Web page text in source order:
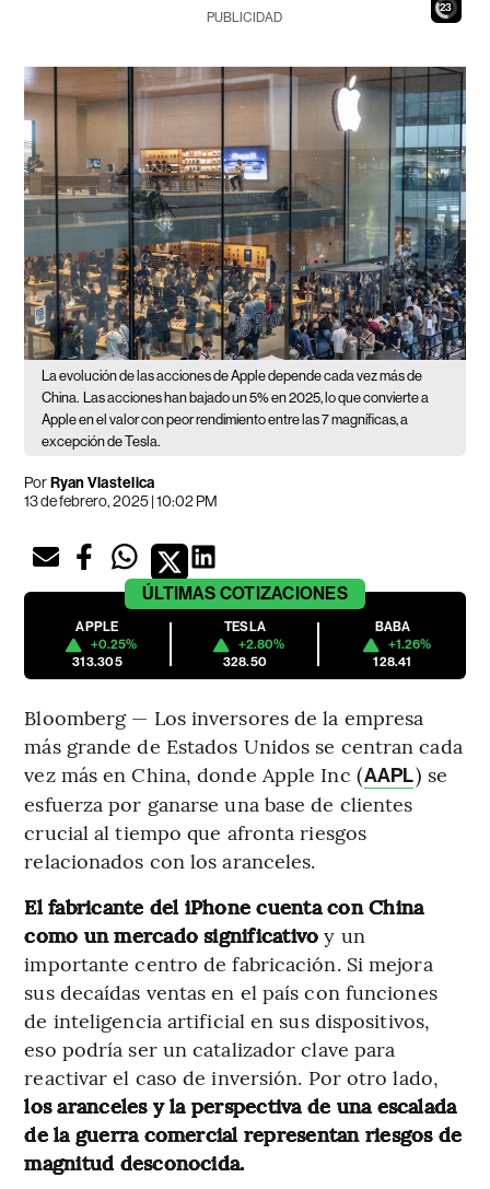
21
PUBLICIDAD
La evolución de las acciones de Apple depende cada vez más de
China. Las acciones han bajado un 5% en 2025, lo que convierte a
Apple en el valor con peor rendimiento entre las 7 magníficas, a
excepción de Tesla.
PorRyan Vlastelica
13 de febrero, 2025 | 10:02 PM
ÚLTIMAS COTIZACIONES
APPLE
+0.25%
313.305
TESLA
+2.80%
328.50
BABA
+1.26%
128.41
Bloomberg — Los inversores de la empresa
más grande de Estados Unidos se centran cada
vez más en China, donde Apple Inc (AAPL) se
esfuerza por ganarse una base de clientes
crucial al tiempo que afronta riesgos
relacionados con los aranceles.
El fabricante del iPhone cuenta con China
como un mercado significativo y un
importante centro de fabricación. Si mejora
sus decaídas ventas en el país con funciones
de inteligencia artificial en sus dispositivos,
eso podría ser un catalizador clave para
reactivar el caso de inversión. Por otro lado,
los aranceles y la perspectiva de una escalada
de la guerra comercial representan riesgos de
magnitud desconocida.